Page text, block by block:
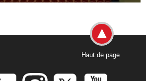
Haut de page